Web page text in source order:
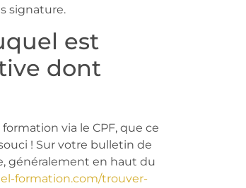
signature.
est
dont
via le CPF, que ce
! Sur votre bulletin de
généralement en haut du
formation.com/trouver-